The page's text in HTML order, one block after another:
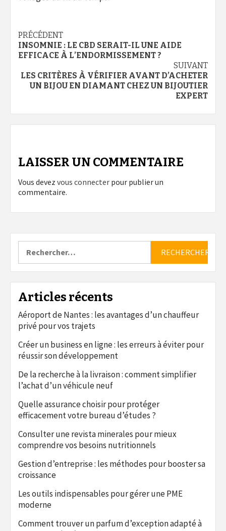
Navigation
d’article
PRÉCÉDENT
INSOMNIE : LE CBD SERAIT-IL UNE AIDE
EFFICACE À L’ENDORMISSEMENT ?
SUIVANT
LES CRITÈRES À VÉRIFIER AVANT D’ACHETER
UN BIJOU EN DIAMANT CHEZ UN BIJOUTIER
EXPERT
LAISSER UN COMMENTAIRE
Vous devez vous connecter pour publier un
commentaire.
Articles récents
Aéroport de Nantes : les avantages d’un chauffeur
privé pour vos trajets
Créer un business en ligne : les erreurs à éviter pour
réussir son développement
De la recherche à la livraison : comment simplifier
l’achat d’un véhicule neuf
Quelle assurance choisir pour protéger
efficacement votre bureau d’études ?
Consulter une revista minerales pour mieux
comprendre vos besoins nutritionnels
Gestion d’entreprise : les méthodes pour booster sa
croissance
Les outils indispensables pour gérer une PME
moderne
Comment trouver un parfum d’exception adapté à